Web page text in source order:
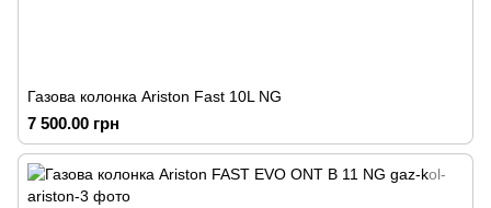
Газова колонка Ariston Fast 10L NG
7 500.00 грн